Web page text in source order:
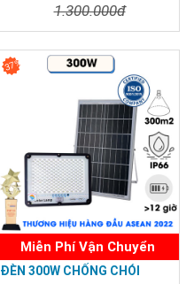
TOPSOLAR 100W
1.300.000đ
37%
Miễn Phí Vận Chuyển
ĐÈN 300W CHỐNG CHÓI